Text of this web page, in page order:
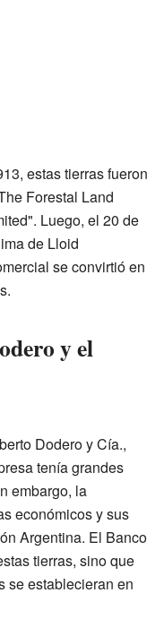
estas tierras fueron
Forestal Land
Luego, el 20 de
de Lloid
se convirtió en
y el
Dodero y Cía.,
tenía grandes
embargo, la
económicos y sus
Argentina. El Banco
tierras, sino que
se establecieran en